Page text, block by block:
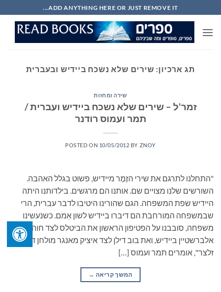
to
content
ADD ANYTHING HERE OR JUST REMOVE IT...
תג ארכיון: שירים שלא נשכח ביידיש ובעברית
שירה ומחזות
זמר'ל – שירים שלא נשכח ביידיש ועברית /
תמר ועמוס רודנר
POSTED ON 10/05/2012 BY ZNOY
"התחלנו לתרגם את שירי הזֶמֶר מיידיש, פשוט בגלל האהבה.
השורשים שלנו מצויים שם. אותנו הם מרגשים. בילדותנו היתה
היידיש שפת המשפחה. הגם שהורינו היטיבו לדבר עברית, הרי
שבמשפחה המורחבת הם דיברו ביידיש לשון אִמם. כשנעשינו
משפחה, סובבנו על הפטיפון הראשון את הביטלס לצד חוה
אלברשטיין ביידיש, ואת בוב דילן לצד איציק מאנגר מולחן דובי
זלצר", אומרים תמר ועמוס […]
המשך קריאה →